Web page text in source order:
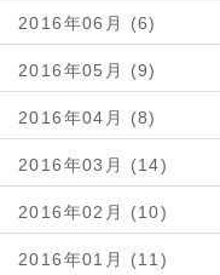
2016年06月 (6)
2016年05月 (9)
2016年04月 (8)
2016年03月 (14)
2016年02月 (10)
2016年01月 (11)